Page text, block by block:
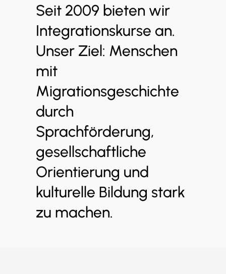
Seit 2009 bieten wir
Integrationskurse an.
Unser Ziel: Menschen
mit
Migrationsgeschichte
durch
Sprachförderung,
gesellschaftliche
Orientierung und
kulturelle Bildung stark
zu machen.